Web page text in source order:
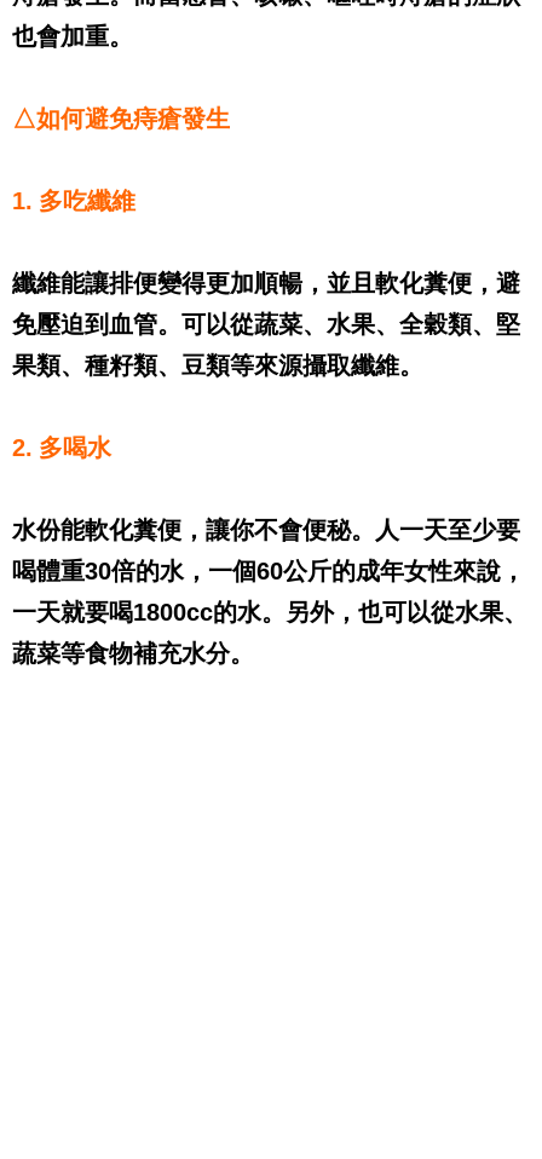
也會加重。
△如何避免痔瘡發生
1. 多吃纖維
纖維能讓排便變得更加順暢，並且軟化糞便，避
免壓迫到血管。可以從蔬菜、水果、全穀類、堅
果類、種籽類、豆類等來源攝取纖維。
2. 多喝水
水份能軟化糞便，讓你不會便秘。人一天至少要
喝體重30倍的水，一個60公斤的成年女性來說，
一天就要喝1800cc的水。另外，也可以從水果、
蔬菜等食物補充水分。